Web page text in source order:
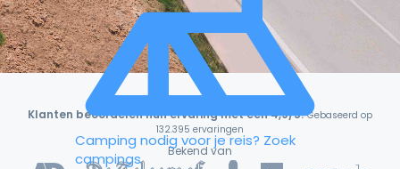
Camping nodig voor je reis? Zoek
campings
Klanten beoordelen hun ervaring met een 4,9/5! Gebaseerd op
132.395 ervaringen
Bekend van